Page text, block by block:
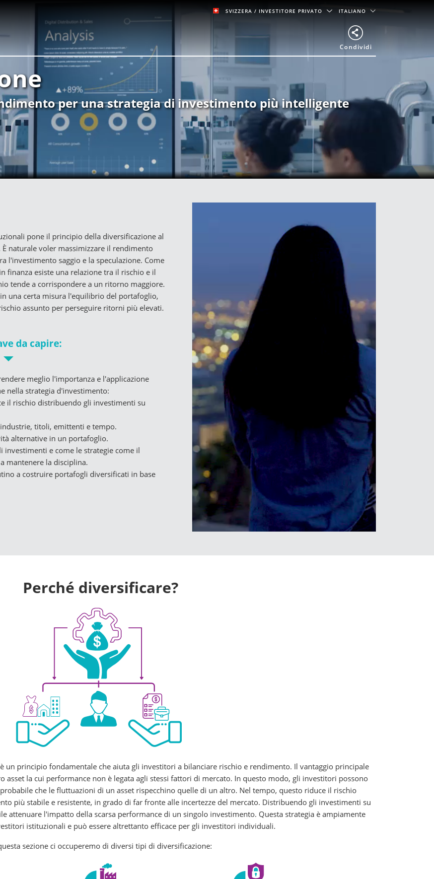
SVIZZERA/ INVESTITORE PRIVATO ITALIANO
Condividi
per una strategia di investimento più intelligente
pone il principio della diversificazione al
naturale voler massimizzare il rendimento
l'investimento saggio e la speculazione. Come
finanza esiste una relazione tra il rischio e il
tende a corrispondere a un ritorno maggiore.
una certa misura l'equilibrio del portafoglio,
assunto per perseguire ritorni più elevati.
da capire:
meglio l'importanza e l'applicazione
nella strategia d'investimento:
il rischio distribuendo gli investimenti su
titoli, emittenti e tempo.
alternative in un portafoglio.
investimenti e come le strategie come il
mantenere la disciplina.
a costruire portafogli diversificati in base
Perché diversificare?
un principio fondamentale che aiuta gli investitori a bilanciare rischio e rendimento. Il vantaggio principale
asset la cui performance non è legata agli stessi fattori di mercato. In questo modo, gli investitori possono
che le fluttuazioni di un asset rispecchino quelle di un altro. Nel tempo, questo riduce il rischio
più stabile e resistente, in grado di far fronte alle incertezze del mercato. Distribuendo gli investimenti su
attenuare l'impatto della scarsa performance di un singolo investimento. Questa strategia è ampiamente
istituzionali e può essere altrettanto efficace per gli investitori individuali.
sezione ci occuperemo di diversi tipi di diversificazione: